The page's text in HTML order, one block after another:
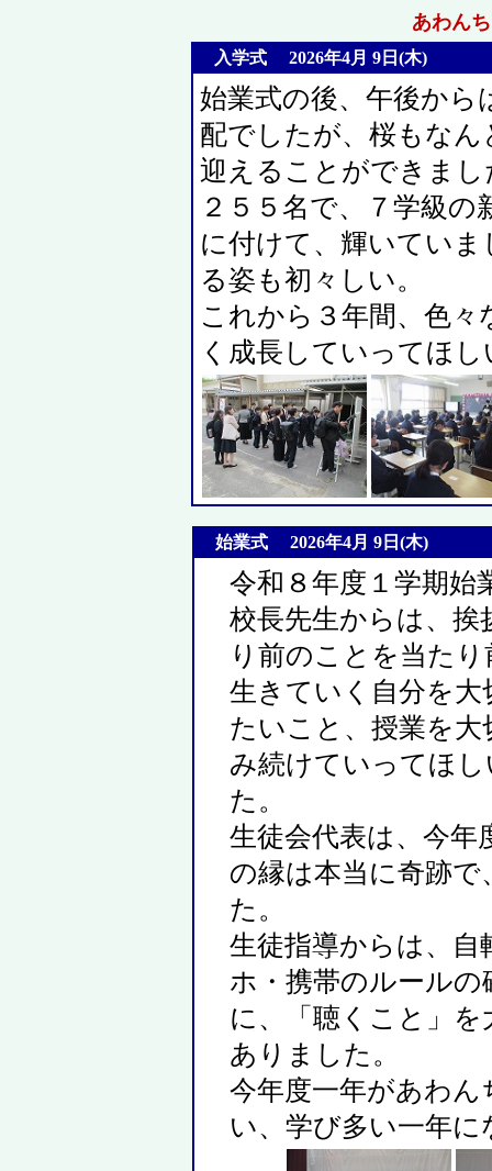
あわん
入学式 2026年4月 9日(木)
始業式の後、午後から
配でしたが、桜もな
迎えることができまし
２５５名で、７学級
に付けて、輝いてい
る姿も初々しい。
これから３年間、色
く成長していってほ
始業式 2026年4月 9日(木)
令和８年度１学期始
校長先生からは、
り前のことを当た
生きていく自分を
たいこと、授業を
み続けていってほ
た。
生徒会代表は、今年
の縁は本当に奇跡
た。
生徒指導からは、自
ホ・携帯のルール
に、「聴くこと」
ありました。
今年度一年があわ
い、学び多い一年